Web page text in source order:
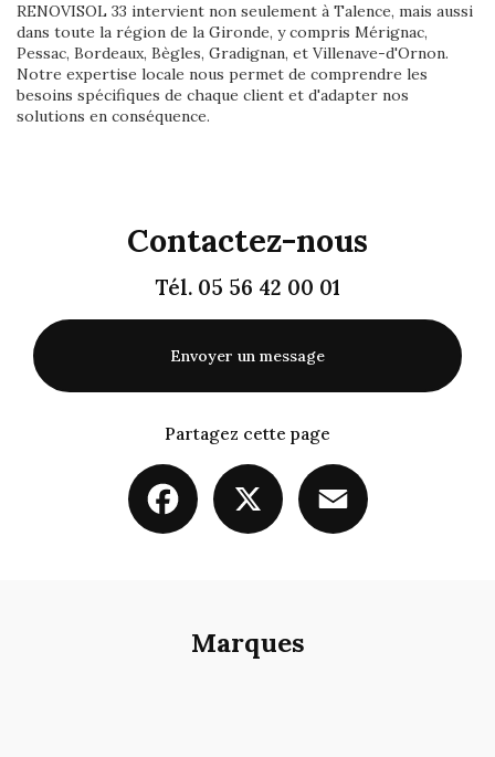
RENOVISOL 33 intervient non seulement à Talence, mais aussi
dans toute la région de la Gironde, y compris Mérignac,
Pessac, Bordeaux, Bègles, Gradignan, et Villenave-d'Ornon.
Notre expertise locale nous permet de comprendre les
besoins spécifiques de chaque client et d'adapter nos
solutions en conséquence.
Contactez-nous
Tél. 05 56 42 00 01
Envoyer un message
Partagez cette page
Facebook
Marques